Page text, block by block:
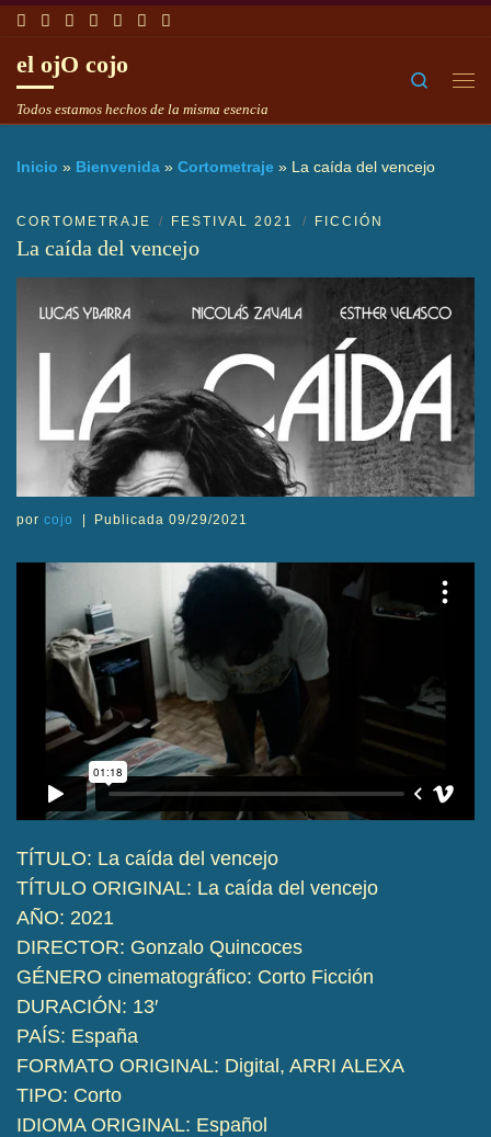
Saltar al contenido
el ojO cojo
Todos estamos hechos de la misma esencia
Search
Inicio » Bienvenida » Cortometraje » La caída del vencejo
CORTOMETRAJE FESTIVAL 2021 FICCIÓN
La caída del vencejo
por cojo Publicada09/29/2021
TÍTULO: La caída del vencejo
TÍTULO ORIGINAL: La caída del vencejo
AÑO: 2021
DIRECTOR: Gonzalo Quincoces
GÉNERO cinematográfico: Corto Ficción
DURACIÓN: 13′
PAÍS: España
FORMATO ORIGINAL: Digital, ARRI ALEXA
TIPO: Corto
IDIOMA ORIGINAL: Español